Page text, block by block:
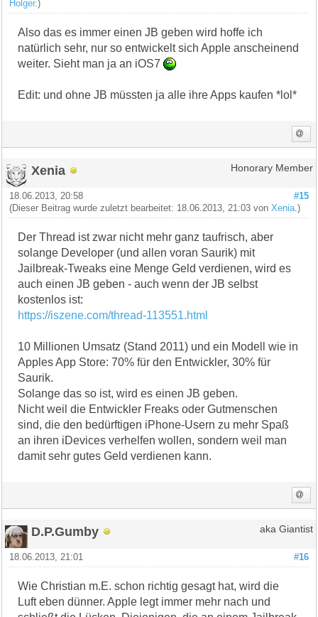
Holger.)
Also das es immer einen JB geben wird hoffe ich
natürlich sehr, nur so entwickelt sich Apple anscheinend
weiter. Sieht man ja an iOS7
Edit: und ohne JB müssten ja alle ihre Apps kaufen *lol*
Xenia Honorary Member
#15
18.06.2013, 20:58
(Dieser Beitrag wurde zuletzt bearbeitet: 18.06.2013, 21:03 vonXenia .)
Der Thread ist zwar nicht mehr ganz taufrisch, aber
solange Developer (und allen voran Saurik) mit
Jailbreak-Tweaks eine Menge Geld verdienen, wird es
auch einen JB geben - auch wenn der JB selbst
kostenlos ist:
https://iszene.com/thread-113551.html
10 Millionen Umsatz (Stand 2011) und ein Modell wie in
Apples App Store: 70% für den Entwickler, 30% für
Saurik.
Solange das so ist, wird es einen JB geben.
Nicht weil die Entwickler Freaks oder Gutmenschen
sind, die den bedürftigen iPhone-Usern zu mehr Spaß
an ihren iDevices verhelfen wollen, sondern weil man
damit sehr gutes Geld verdienen kann.
D.P.Gumby aka Giantist
#16
18.06.2013, 21:01
Wie Christian m.E. schon richtig gesagt hat, wird die
Luft eben dünner. Apple legt immer mehr nach und